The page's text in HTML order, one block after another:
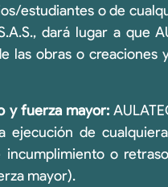
estudiantes o de
dará lugar a que
las obras o
y fuerza mayor:
ejecución de
incumplimiento o
mayor).